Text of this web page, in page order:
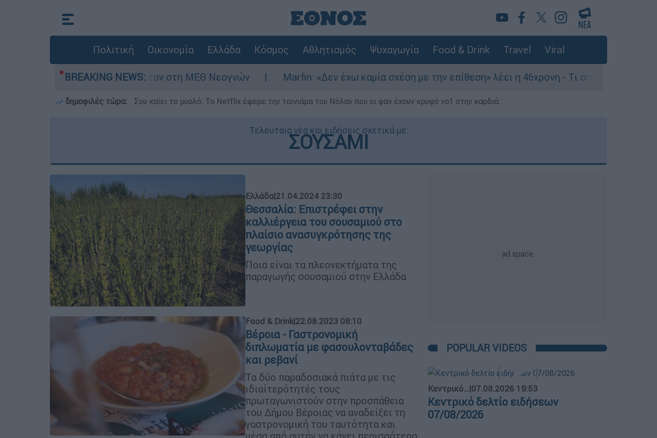
Πολιτική Οικονομία Ελλάδα Κόσμος Αθλητισμός Ψυχαγωγία Food & Drink Travel Viral
BREAKING NEWS:
- Νοσηλευόταν στη ΜΕΘ Νεογνών Marfin: «Δεν έχω καμία σχέση με την επίθεση» λέει η 46χρονη - Τι αποκάλυψε στους
δημοφιλές τώρα: Σου καίει το μυαλό: Το Netflix έφερε την ταινιάρα του Νόλαν που οι φαν έχουν κρυφό νο1 στην καρδιά...
Τελευταία νέα και ειδήσεις σχετικά με:
ΣΟΥΣΑΜΙ
Ελλάδα|21.04.2024 23:30
Θεσσαλία: Επιστρέφει στην
καλλιέργεια του σουσαμιού στο
πλαίσιο ανασυγκρότησης της
γεωργίας
Ποια είναι τα πλεονεκτήματα της
παραγωγής σουσαμιού στην Ελλάδα
Food & Drink|22.08.2023 08:10
Βέροια - Γαστρονομική
διπλωματία με φασουλονταβάδες
και ρεβανί
Τα δύο παραδοσιακά πιάτα με τις
ιδιαίτερότητές τους
πρωταγωνιστούν στην προσπάθεια
του Δήμου Βέροιας να αναδείξει τη
γαστρονομική του ταυτότητα και
POPULAR VIDEOS
Κεντρικό...|07.08.2026 19:53
Κεντρικό δελτίο ειδήσεων
07/08/2026